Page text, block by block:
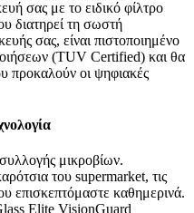
σας με το ειδικό φίλτρο
διατηρεί τη σωστή
σας, είναι πιστοποιημένο
(TUV Certified) και θα
προκαλούν οι ψηφιακές
μικροβίων.
του supermarket, τις
επισκεπτόμαστε καθημερινά.
Elite VisionGuard